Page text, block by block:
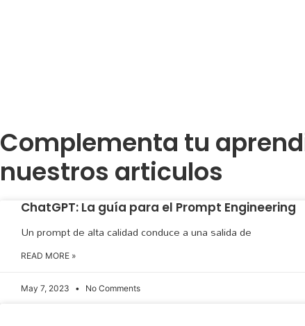
Complementa tu
nuestros articulos
ChatGPT: La guía para el Prompt Engineering
Un prompt de alta calidad conduce a una salida de
READ MORE »
May 7, 2023 No Comments